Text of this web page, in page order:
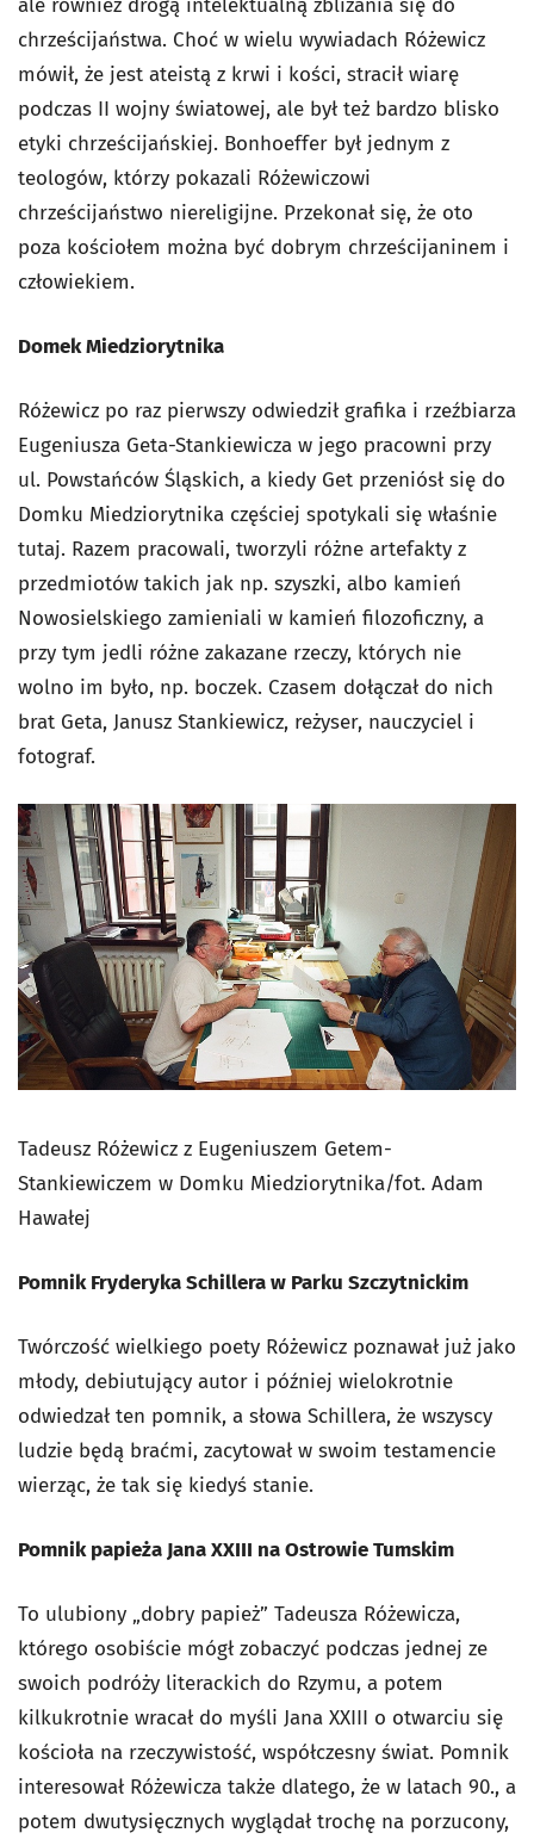
chrześcijaństwa. Choć w wielu wywiadach Różewicz
mówił, że jest ateistą z krwi i kości, stracił wiarę
podczas II wojny światowej, ale był też bardzo blisko
etyki chrześcijańskiej. Bonhoeffer był jednym z
teologów, którzy pokazali Różewiczowi
chrześcijaństwo niereligijne. Przekonał się, że oto
poza kościołem można być dobrym chrześcijaninem i
człowiekiem.
Domek Miedziorytnika
Różewicz po raz pierwszy odwiedził grafika i rzeźbiarza
Eugeniusza Geta-Stankiewicza w jego pracowni przy
ul. Powstańców Śląskich, a kiedy Get przeniósł się do
Domku Miedziorytnika częściej spotykali się właśnie
tutaj. Razem pracowali, tworzyli różne artefakty z
przedmiotów takich jak np. szyszki, albo kamień
Nowosielskiego zamieniali w kamień filozoficzny, a
przy tym jedli różne zakazane rzeczy, których nie
wolno im było, np. boczek. Czasem dołączał do nich
brat Geta, Janusz Stankiewicz, reżyser, nauczyciel i
fotograf.
Tadeusz Różewicz z Eugeniuszem Getem-
Stankiewiczem w Domku Miedziorytnika/fot. Adam
Hawałej
Pomnik Fryderyka Schillera w Parku Szczytnickim
Twórczość wielkiego poety Różewicz poznawał już jako
młody, debiutujący autor i później wielokrotnie
odwiedzał ten pomnik, a słowa Schillera, że wszyscy
ludzie będą braćmi, zacytował w swoim testamencie
wierząc, że tak się kiedyś stanie.
Pomnik papieża Jana XXIII na Ostrowie Tumskim
To ulubiony „dobry papież” Tadeusza Różewicza,
którego osobiście mógł zobaczyć podczas jednej ze
swoich podróży literackich do Rzymu, a potem
kilkukrotnie wracał do myśli Jana XXIII o otwarciu się
kościoła na rzeczywistość, współczesny świat. Pomnik
interesował Różewicza także dlatego, że w latach 90., a
potem dwutysięcznych wyglądał trochę na porzucony,